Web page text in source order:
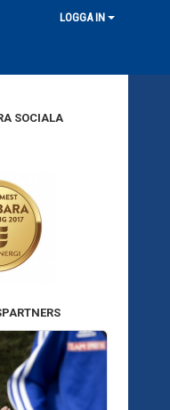
LOGGA IN
SOCIALA